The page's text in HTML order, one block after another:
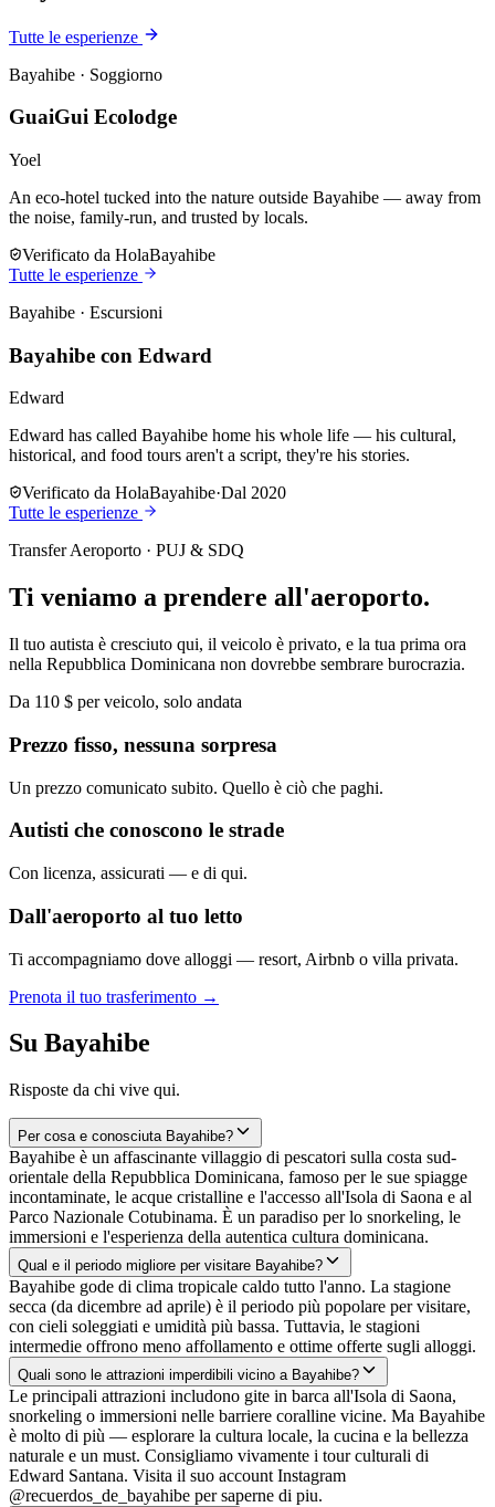
Tutte le esperienze
Bayahibe · Soggiorno
GuaiGui Ecolodge
Yoel
An eco-hotel tucked into the nature outside Bayahibe — away from
the noise, family-run, and trusted by locals.
Verificato da HolaBayahibe
Tutte le esperienze
Bayahibe · Escursioni
Bayahibe con Edward
Edward
Edward has called Bayahibe home his whole life — his cultural,
historical, and food tours aren't a script, they're his stories.
Verificato da HolaBayahibe·Dal 2020
Tutte le esperienze
Transfer Aeroporto · PUJ & SDQ
Ti veniamo a prendere all'aeroporto.
Il tuo autista è cresciuto qui, il veicolo è privato, e la tua prima ora
nella Repubblica Dominicana non dovrebbe sembrare burocrazia.
Da 110 $ per veicolo, solo andata
Prezzo fisso, nessuna sorpresa
Un prezzo comunicato subito. Quello è ciò che paghi.
Autisti che conoscono le strade
Con licenza, assicurati — e di qui.
Dall'aeroporto al tuo letto
Ti accompagniamo dove alloggi — resort, Airbnb o villa privata.
Prenota il tuo trasferimento →
Su Bayahibe
Risposte da chi vive qui.
Per cosa e conosciuta Bayahibe?
Bayahibe è un affascinante villaggio di pescatori sulla costa sud-
orientale della Repubblica Dominicana, famoso per le sue spiagge
incontaminate, le acque cristalline e l'accesso all'Isola di Saona e al
Parco Nazionale Cotubinama. È un paradiso per lo snorkeling, le
immersioni e l'esperienza della autentica cultura dominicana.
Qual e il periodo migliore per visitare Bayahibe?
Bayahibe gode di clima tropicale caldo tutto l'anno. La stagione
secca (da dicembre ad aprile) è il periodo più popolare per visitare,
con cieli soleggiati e umidità più bassa. Tuttavia, le stagioni
intermedie offrono meno affollamento e ottime offerte sugli alloggi.
Quali sono le attrazioni imperdibili vicino a Bayahibe?
Le principali attrazioni includono gite in barca all'Isola di Saona,
snorkeling o immersioni nelle barriere coralline vicine. Ma Bayahibe
è molto di più — esplorare la cultura locale, la cucina e la bellezza
naturale e un must. Consigliamo vivamente i tour culturali di
Edward Santana. Visita il suo account Instagram
@recuerdos_de_bayahibe per saperne di piu.